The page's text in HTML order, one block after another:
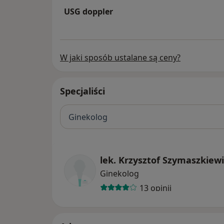
USG doppler
W jaki sposób ustalane są ceny?
Specjaliści
Ginekolog
lek. Krzysztof
Ginekolog
13 opinii